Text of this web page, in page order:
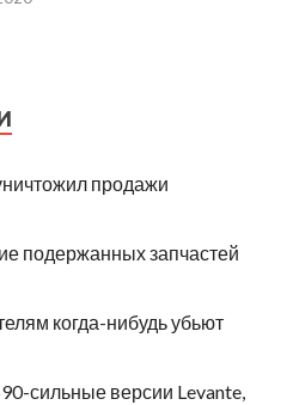
продажи
подержанных запчастей
когда-нибудь убьют
сильные версии Levante,